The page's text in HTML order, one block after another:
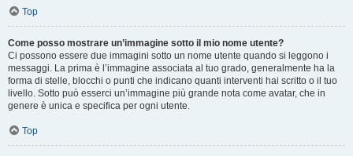
Top
Come posso mostrare un’immagine sotto il mio nome utente?
Ci possono essere due immagini sotto un nome utente quando si leggono i
messaggi. La prima è l’immagine associata al tuo grado, generalmente ha la
forma di stelle, blocchi o punti che indicano quanti interventi hai scritto o il tuo
livello. Sotto può esserci un’immagine più grande nota come avatar, che in
genere è unica e specifica per ogni utente.
Top